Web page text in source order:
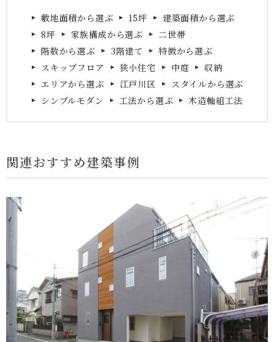
敷地面積から選ぶ 15坪
建築面積から選ぶ
8坪
家族構成から選ぶ
二世帯
階数から選ぶ
3階建て
特徴から選ぶ
スキップフロア
狭小住宅 中庭
収納
エリアから選ぶ
江戸川区
スタイルから選ぶ
シンプルモダン
工法から選ぶ 木造軸組工法
関連おすすめ建築事例